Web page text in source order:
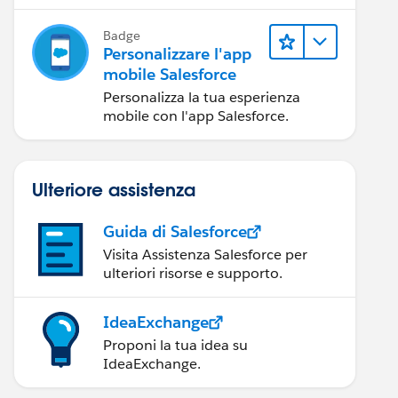
Badge
Personalizzare l'app
mobile Salesforce
Personalizza la tua esperienza
mobile con l'app Salesforce.
Ulteriore assistenza
Guida di Salesforce
Visita Assistenza Salesforce per
ulteriori risorse e supporto.
IdeaExchange
Proponi la tua idea su
IdeaExchange.